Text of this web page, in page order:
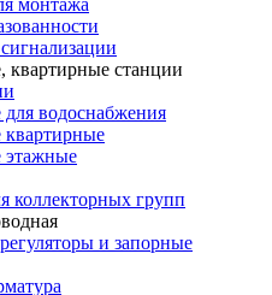
монтажа
квартирные станции
водоснабжения
квартирные
этажные
коллекторных групп
и запорные